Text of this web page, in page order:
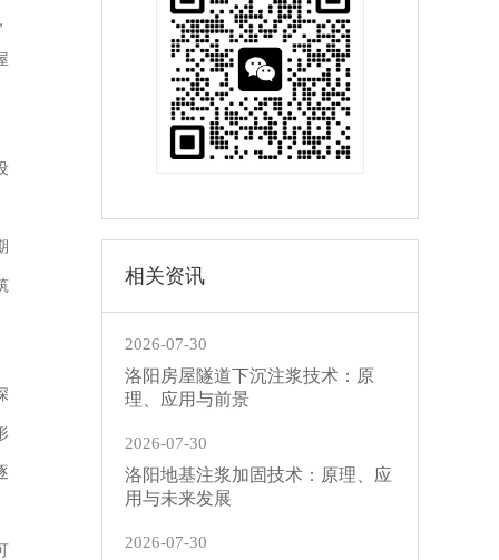
相关资讯
2026-07-30
洛阳房屋隧道下沉注浆技术：原
理、应用与前景
2026-07-30
洛阳地基注浆加固技术：原理、应
用与未来发展
2026-07-30